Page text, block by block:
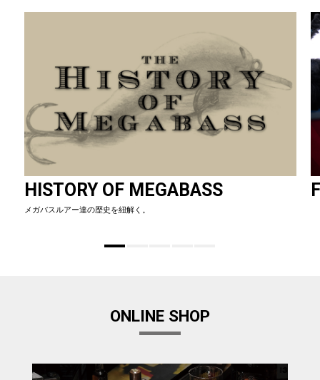
HISTORY OF MEGABASS
メガバスルアー達の歴史を紐解く。
ONLINE SHOP